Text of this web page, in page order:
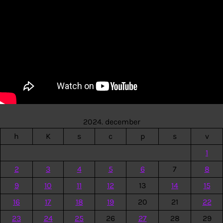
2024. december
h
K s c p s
v
1
2
3 4 5 6 7
8
9
10 11 12 13 14
15
16
17 18 19 20 21
22
23
24 25 26 27 28 29